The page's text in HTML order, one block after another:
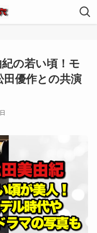
紀の若い頃！モ
優作との共演